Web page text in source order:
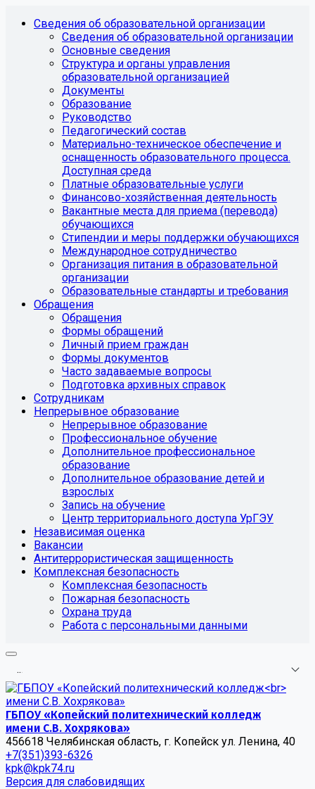
Сведения об образовательной организации
Сведения об образовательной организации
Основные сведения
Структура и органы управления
образовательной организацией
Документы
Образование
Руководство
Педагогический состав
Материально-техническое обеспечение и
оснащенность образовательного процесса.
Доступная среда
Платные образовательные услуги
Финансово-хозяйственная деятельность
Вакантные места для приема (перевода)
обучающихся
Стипендии и меры поддержки обучающихся
Международное сотрудничество
Организация питания в образовательной
организации
Образовательные стандарты и требования
Обращения
Обращения
Формы обращений
Личный прием граждан
Формы документов
Часто задаваемые вопросы
Подготовка архивных справок
Сотрудникам
Непрерывное образование
Непрерывное образование
Профессиональное обучение
Дополнительное профессиональное
образование
Дополнительное образование детей и
взрослых
Запись на обучение
Центр территориального доступа УрГЭУ
Независимая оценка
Вакансии
Антитеррористическая защищенность
Комплексная безопасность
Комплексная безопасность
Пожарная безопасность
Охрана труда
Работа с персональными данными
...
ГБПОУ «Копейский политехнический колледж
имени С.В. Хохрякова»
456618 Челябинская область, г. Копейск ул. Ленина, 40
+7(351)393-6326
kpk@kpk74.ru
Версия для слабовидящих